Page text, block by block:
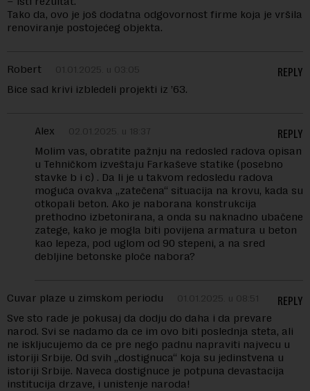
Tako da, ovo je još dodatna odgovornost firme koja je vršila
renoviranje postojećeg objekta.
Robert 01.01.2025. u 03:05
Bice sad krivi izbledeli projekti iz ’63.
REPLY
Alex 02.01.2025. u 18:37
Molim vas, obratite pažnju na redosled radova opisan
u Tehničkom izveštaju Farkaševe statike (posebno
stavke b i c) . Da li je u takvom redosledu radova
moguća ovakva „zatečena“ situacija na krovu, kada su
otkopali beton. Ako je naborana konstrukcija
prethodno izbetonirana, a onda su naknadno ubačene
zatege, kako je mogla biti povijena armatura u beton
kao lepeza, pod uglom od 90 stepeni, a na sred
debljine betonske ploče nabora?
REPLY
Cuvar plaze u zimskom periodu 01.01.2025. u 08:51
Sve sto rade je pokusaj da dodju do daha i da prevare
narod. Svi se nadamo da ce im ovo biti poslednja steta, ali
ne iskljucujemo da ce pre nego padnu napraviti najvecu u
istoriji Srbije. Od svih „dostignuca“ koja su jedinstvena u
istoriji Srbije. Naveca dostignuce je potpuna devastacija
institucija drzave, i unistenje naroda!
REPLY